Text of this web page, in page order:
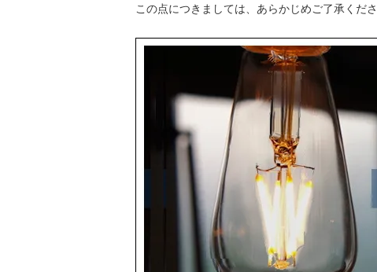
この点につきましては、あらかじめご了承くださ